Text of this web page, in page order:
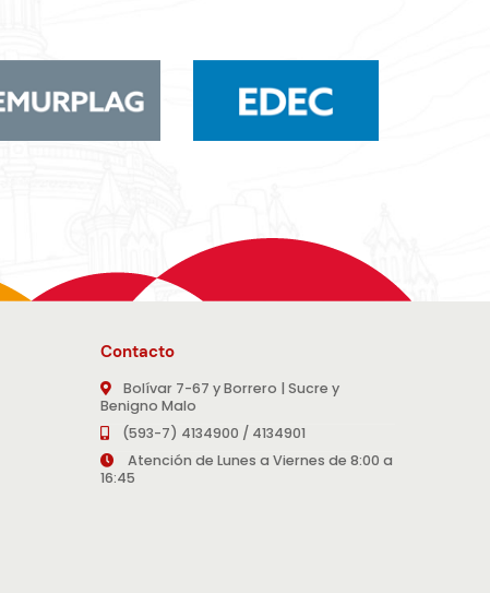
Contacto
Bolívar 7-67 y Borrero | Sucre y
Benigno Malo
(593-7) 4134900 / 4134901
Atención de Lunes a Viernes de 8:00 a
16:45